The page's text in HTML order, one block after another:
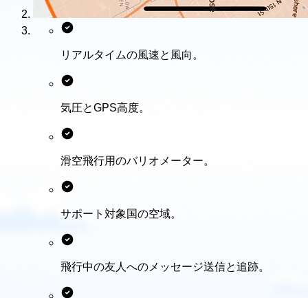
リアルタイムの風速と風向。
気圧とGPS高度。
滑空飛行用のバリオメーター。
サポート対象国の空域。
飛行中の友人へのメッセージ送信と追跡。